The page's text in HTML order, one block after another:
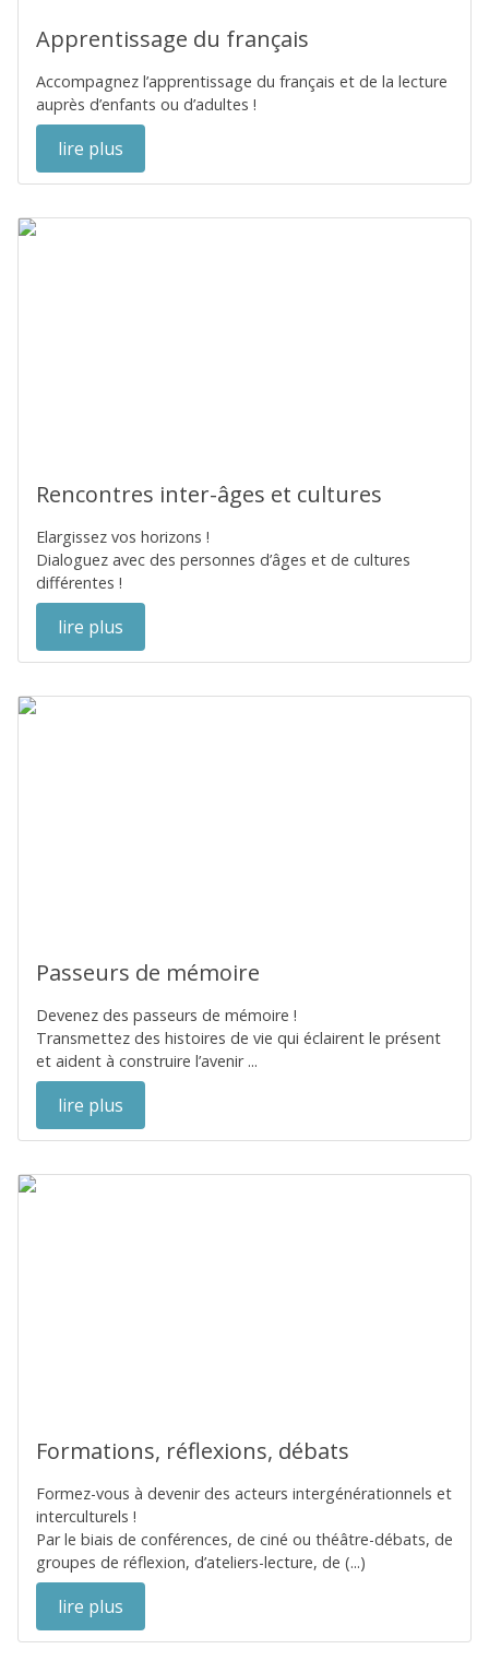
Apprentissage du français
Accompagnez l’apprentissage du français et de la lecture
auprès d’enfants ou d’adultes !
lire plus
Rencontres inter-âges et cultures
Elargissez vos horizons !
Dialoguez avec des personnes d’âges et de cultures
différentes !
lire plus
Passeurs de mémoire
Devenez des passeurs de mémoire !
Transmettez des histoires de vie qui éclairent le présent
et aident à construire l’avenir ...
lire plus
Formations, réflexions, débats
Formez-vous à devenir des acteurs intergénérationnels et
interculturels !
Par le biais de conférences, de ciné ou théâtre-débats, de
groupes de réflexion, d’ateliers-lecture, de (...)
lire plus